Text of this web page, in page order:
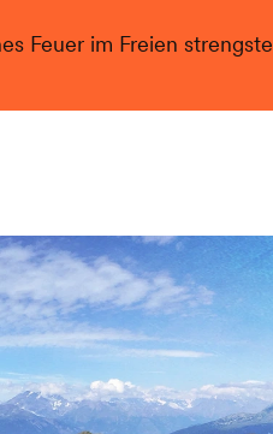
Feuer im Freien